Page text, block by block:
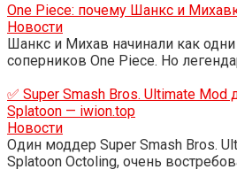
One Piece: почему Шанкс и
Новости
Шанкс и Михав начинали как
соперников One Piece. Но
✅ Super Smash Bros. Ultimate Mod
Splatoon — iwion.top
Новости
Один моддер Super Smash Bros.
Splatoon Octoling, очень